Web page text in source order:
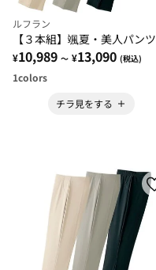
ルフラン
【３本組】颯夏・美人パンツ
¥10,989 ～ ¥13,090 (税込)
1colors
チラ見をする